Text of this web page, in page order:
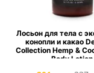
Лосьон для тела с
конопли и какао
Collection Hemp &
Body Lotion